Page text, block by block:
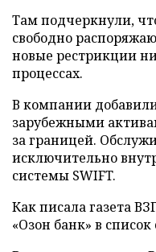
Там подчеркнули,
свободно
новые рестрикции
процессах.
В компании
зарубежными
за границей.
исключительно
системы SWIFT.
Как писала газета
«Озон банк» в